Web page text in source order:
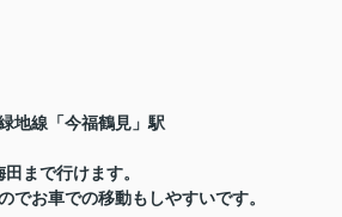
地線「今福鶴見」駅
まで行けます。
でお車での移動もしやすいです。